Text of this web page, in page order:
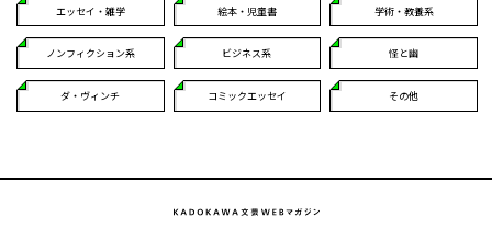
エッセイ・雑学 絵本・児童書 学術・教養系
ノンフィクション系 ビジネス系 怪と幽
ダ・ヴィンチ コミックエッセイ その他